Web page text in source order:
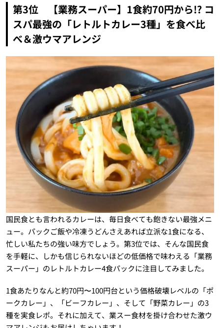
第3位 【業務スーパー】1食約70円から!? コ
スパ最強の「レトルトカレー3種」を食べ比
べ＆激ウマアレンジ
国民食とも言われるカレーは、毎日食べても飽きない最強メニ
ュー。パックご飯や冷凍うどんさえあれば立派な1食になる、
忙しい私たちの強い味方でしょう。第3位では、そんな国民食
を手軽に、しかも信じられないほどの低価格で味わえる「業務
スーパー」のレトルトカレー4食パックに注目してみました。
1食あたりなんと約70円〜100円台という価格破壊レベルの「ポ
ークカレー」、「ビーフカレー」、そして「野菜カレー」の3
種を実食レポ。それに加えて、業スー食材を掛け合わせた激ウ